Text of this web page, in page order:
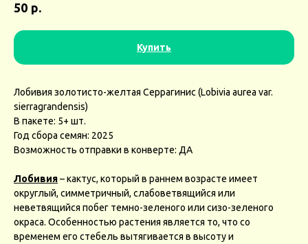
50 р.
Купить
Лобивия золотисто-желтая Серрагинис (Lobivia aurea var.
sierragrandensis)
В пакете: 5+ шт.
Год сбора семян: 2025
Возможность отправки в конверте: ДА
Лобивия– кактус, который в раннем возрасте имеет
округлый, симметричный, слабоветвящийся или
неветвящийся побег темно-зеленого или сизо-зеленого
окраса. Особенностью растения является то, что со
временем его стебель вытягивается в высоту и